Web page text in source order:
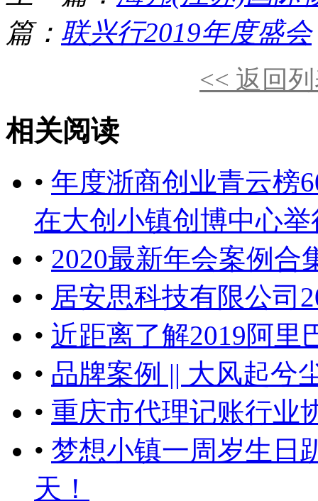
篇： 联兴行2019年度盛会
<< 返回
相关阅读
• 年度浙商创业青云榜
在大创小镇创博中心举
• 2020最新年会案例合
• 居安思科技有限公司
• 近距离了解2019阿里
• 品牌案例 || 大风起兮
• 重庆市代理记账行业
• 梦想小镇一周岁生日
天！